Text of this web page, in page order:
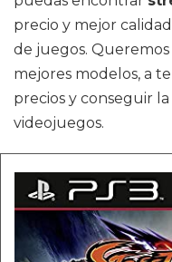
precio y mejor
de juegos.
mejores modelos, a
precios y conseguir
videojuegos.